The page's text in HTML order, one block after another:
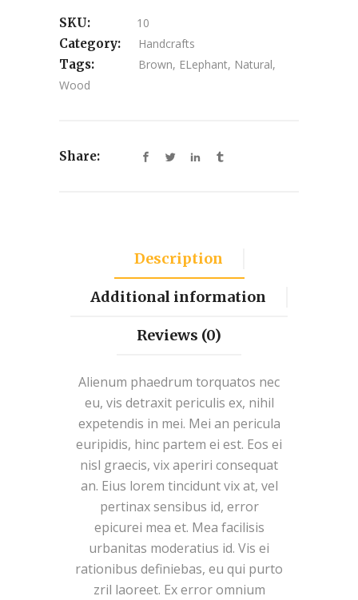
SKU:
10
Category:
Handcrafts
Tags:
Brown, ELephant, Natural,
Wood
Share:
Description
Additional information
Reviews (0)
Alienum phaedrum torquatos nec
eu, vis detraxit periculis ex, nihil
expetendis in mei. Mei an pericula
euripidis, hinc partem ei est. Eos ei
nisl graecis, vix aperiri consequat
an. Eius lorem tincidunt vix at, vel
pertinax sensibus id, error
epicurei mea et. Mea facilisis
urbanitas moderatius id. Vis ei
rationibus definiebas, eu qui purto
zril laoreet. Ex error omnium